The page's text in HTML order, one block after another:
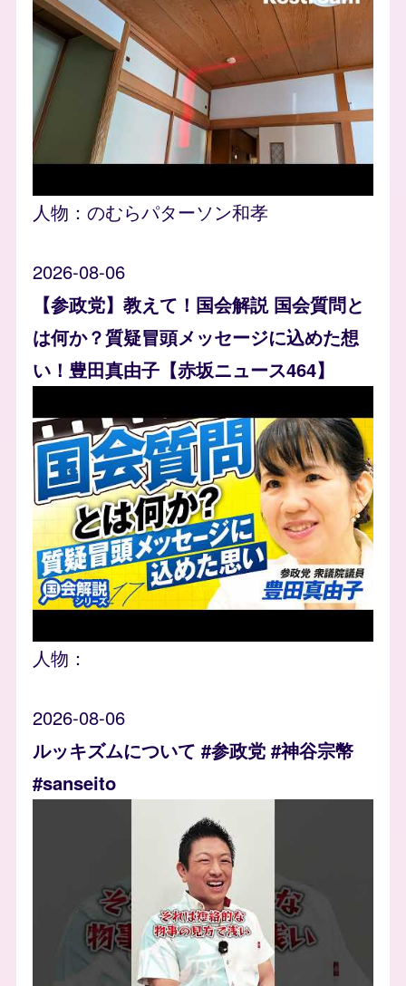
人物： のむらパターソン和孝
2026-08-06
【参政党】教えて！国会解説 国会質問と
は何か？質疑冒頭メッセージに込めた想
い！豊田真由子【赤坂ニュース464】
人物：
2026-08-06
ルッキズムについて #参政党 #神谷宗幣
#sanseito